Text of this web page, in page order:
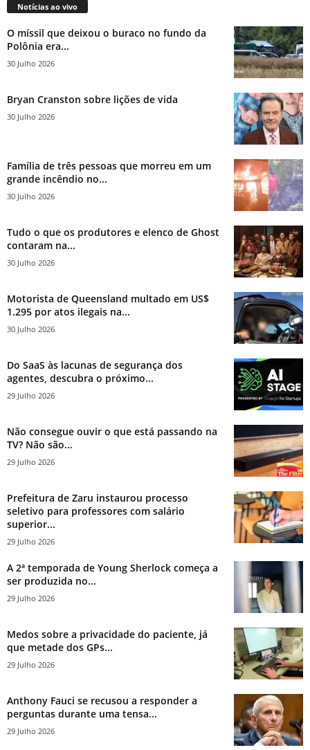
Notícias ao vivo
O míssil que deixou o buraco no fundo da
Polônia era...
30 Julho 2026
Bryan Cranston sobre lições de vida
30 Julho 2026
Família de três pessoas que morreu em um
grande incêndio no...
30 Julho 2026
Tudo o que os produtores e elenco de Ghost
contaram na...
30 Julho 2026
Motorista de Queensland multado em US$
1.295 por atos ilegais na...
30 Julho 2026
Do SaaS às lacunas de segurança dos
agentes, descubra o próximo...
29 Julho 2026
Não consegue ouvir o que está passando na
TV? Não são...
29 Julho 2026
Prefeitura de Zaru instaurou processo
seletivo para professores com salário
superior...
29 Julho 2026
A 2ª temporada de Young Sherlock começa a
ser produzida no...
29 Julho 2026
Medos sobre a privacidade do paciente, já
que metade dos GPs...
29 Julho 2026
Anthony Fauci se recusou a responder a
perguntas durante uma tensa...
29 Julho 2026